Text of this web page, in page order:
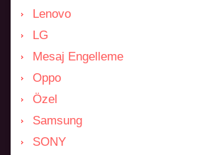
Lenovo
LG
Mesaj Engelleme
Oppo
Özel
Samsung
SONY